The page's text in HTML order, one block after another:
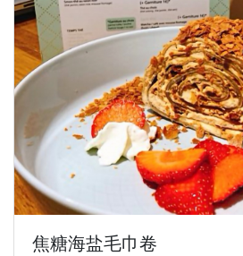
焦糖海盐毛巾卷